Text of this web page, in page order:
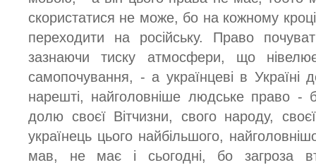
скористатися не може, бо на кожному
переходити на російську. Право
зазнаючи тиску атмосфери, що нівелює
самопочування, - а українцеві в Україні
нарешті, найголовніше людське право -
долю своєї Вітчизни, свого народу,
українець цього найбільшого,
мав, не має і сьогодні, бо загроза